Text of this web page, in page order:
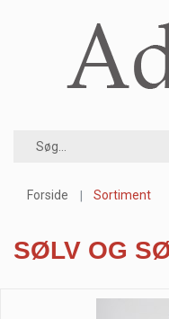
Forside Sortiment
SØLV OG